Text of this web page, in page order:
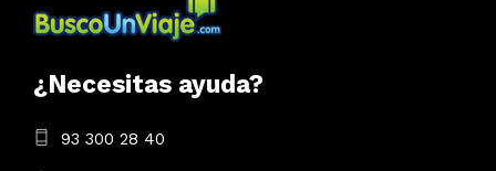
¿Necesitas ayuda?
93 300 28 40